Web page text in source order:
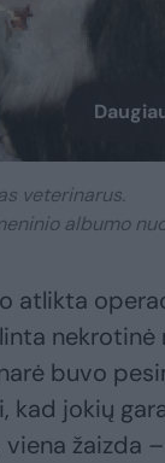
veterinarus.
albumo
atlikta
nekrotinė
buvo
kad jokių
žaizda